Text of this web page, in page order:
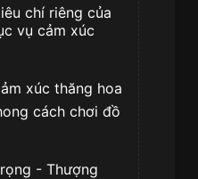
chí riêng của
vụ cảm xúc
xúc thăng hoa
cách chơi đồ
- Thượng